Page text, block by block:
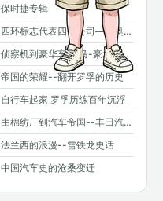
保时捷专辑
四环标志代表四个公司——奥迪历史概述
侦察机到豪华车 宝马-豪华背后沧桑曲折
帝国的荣耀--翻开罗孚的历史
自行车起家 罗孚历练百年沉浮
由棉纺厂到汽车帝国--丰田汽车发展史
法兰西的浪漫--雪铁龙史话
中国汽车史的沧桑变迁